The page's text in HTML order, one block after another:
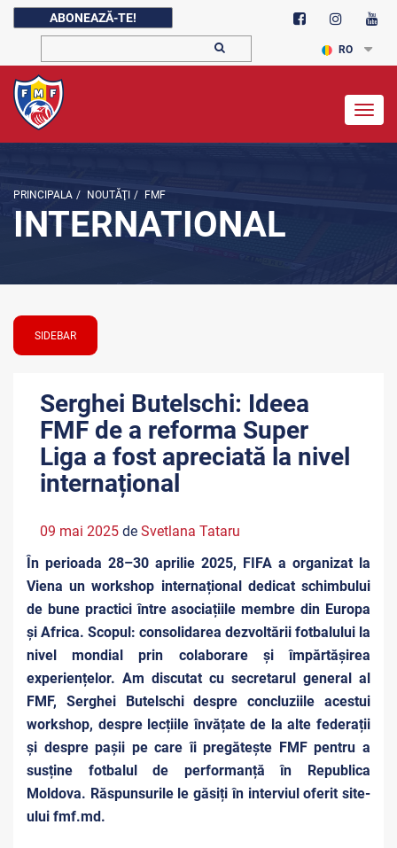
ABONEAZĂ-TE!
RO
PRINCIPALA / NOUTĂŢI / FMF
INTERNATIONAL
SIDEBAR
Serghei Butelschi: Ideea
FMF de a reforma Super
Liga a fost apreciată la nivel
internațional
09 mai 2025 de Svetlana Tataru
În perioada 28–30 aprilie 2025, FIFA a organizat la
Viena un workshop internațional dedicat schimbului
de bune practici între asociațiile membre din Europa
și Africa. Scopul: consolidarea dezvoltării fotbalului la
nivel mondial prin colaborare și împărtășirea
experiențelor. Am discutat cu secretarul general al
FMF, Serghei Butelschi despre concluziile acestui
workshop, despre lecțiile învățate de la alte federații
și despre pașii pe care îi pregătește FMF pentru a
susține fotbalul de performanță în Republica
Moldova. Răspunsurile le găsiți în interviul oferit site-
ului fmf.md.